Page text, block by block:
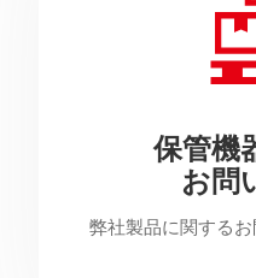
保管機
お問
弊社製品に関する